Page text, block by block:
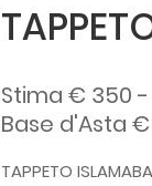
Stima € 350
Base d'Asta
TAPPETO